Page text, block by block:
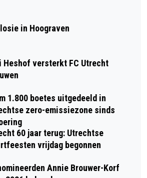
TERUG: ANTON
MET TRAINING VAN
TE WANDELEN IN
in Hoograven
Heshof versterkt FC Utrecht
1.800 boetes uitgedeeld in
zero-emissiezone sinds
60 jaar terug: Utrechtse
vrijdag begonnen
Annie Brouwer-Korf